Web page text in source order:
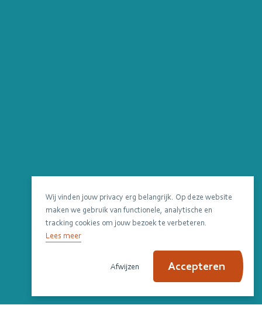
Wij vinden jouw privacy erg belangrijk. Op deze website
maken we gebruik van functionele, analytische en
tracking cookies om jouw bezoek te verbeteren.
Lees meer
Afwijzen
Accepteren